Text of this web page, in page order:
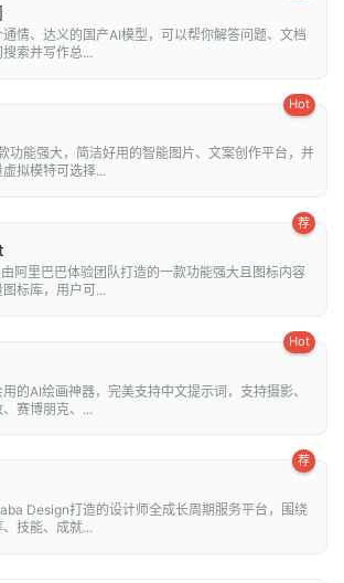
情、达义的国产AI模型，可以帮你解答问题、文档
索并写作总...
Hot
功能强大，简洁好用的智能图片、文案创作平台，并
拟模特可选择...
荐
阿里巴巴体验团队打造的一款功能强大且图标内容
标库，用户可...
Hot
的AI绘画神器，完美支持中文提示词，支持摄影、
赛博朋克、...
荐
Design打造的设计师全成长周期服务平台，围绕
技能、成就...